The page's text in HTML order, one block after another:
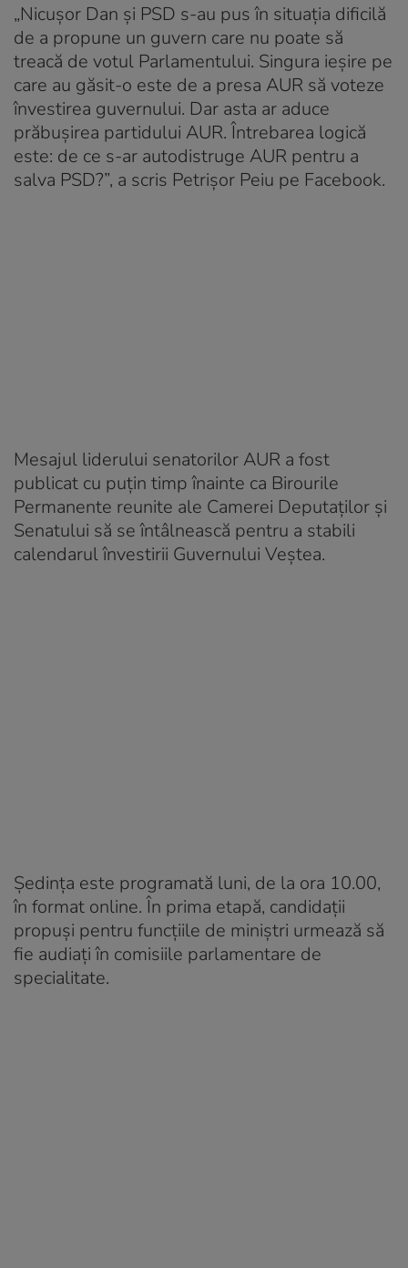
„Nicușor Dan și PSD s-au pus în situația dificilă
de a propune un guvern care nu poate să
treacă de votul Parlamentului. Singura ieșire pe
care au găsit-o este de a presa AUR să voteze
învestirea guvernului. Dar asta ar aduce
prăbușirea partidului AUR. Întrebarea logică
este: de ce s-ar autodistruge AUR pentru a
salva PSD?”, a scris Petrișor Peiu pe Facebook.
Mesajul liderului senatorilor AUR a fost
publicat cu puțin timp înainte ca Birourile
Permanente reunite ale Camerei Deputaților și
Senatului să se întâlnească pentru a stabili
calendarul învestirii Guvernului Veștea.
Ședința este programată luni, de la ora 10.00,
în format online. În prima etapă, candidații
propuși pentru funcțiile de miniștri urmează să
fie audiați în comisiile parlamentare de
specialitate.